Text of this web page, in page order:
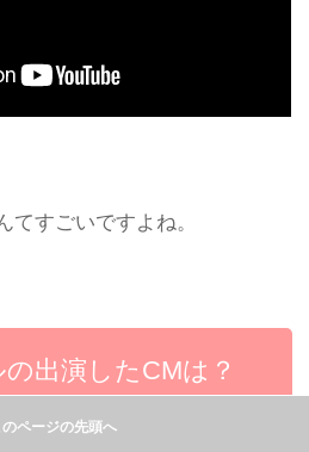
てすごいですよね。
出演したCMは？
のページの先頭へ